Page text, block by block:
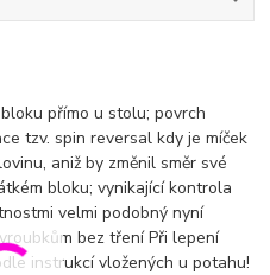
přímo u stolu; povrch
tzv. spin reversal kdy je míček
aniž by změnil směr své
bloku; vynikající kontrola
velmi podobný nyní
bez tření Při lepení
instrukcí vložených u potahu!